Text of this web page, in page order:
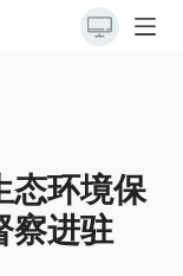
态环境保
察进驻